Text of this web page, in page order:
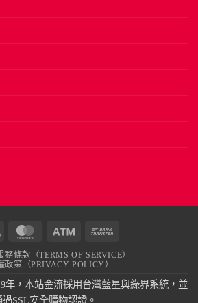
MasterCard Atm
務條款（TERMS OF SERVICE）
政策（PRIVACY POLICY）
年，本站金流採用台灣藍星與綠界系統，並
過SSL安全購物認證。